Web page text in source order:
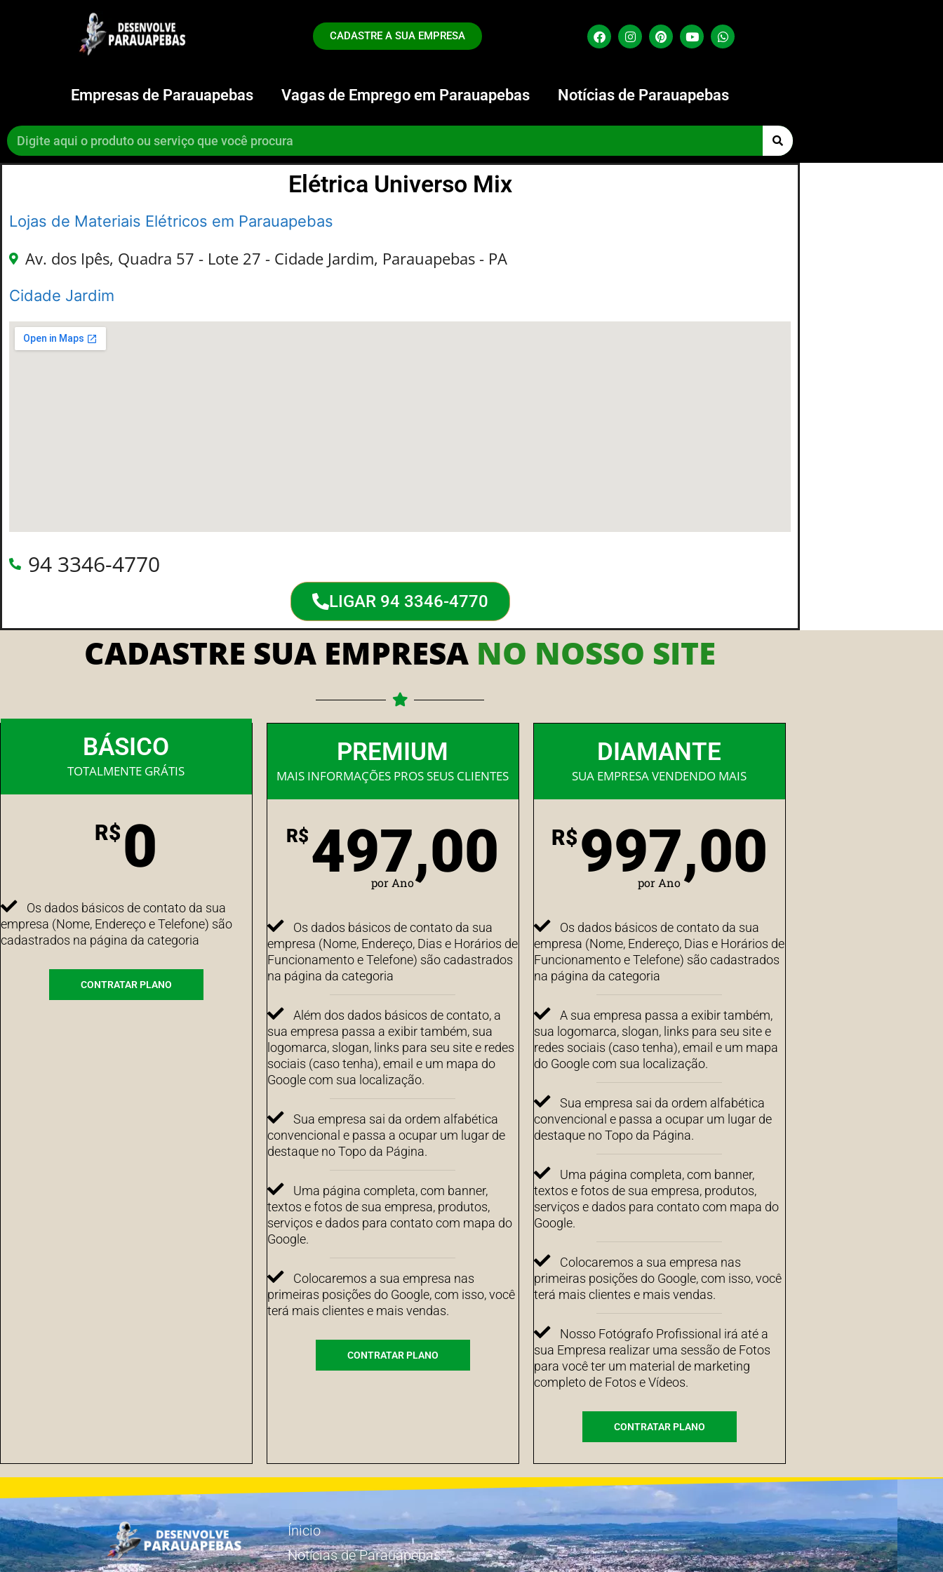
CADASTRE A SUA EMPRESA
Empresas de Parauapebas Vagas de Emprego em Parauapebas Notícias de Parauapebas
Elétrica Universo Mix
Lojas de Materiais Elétricos em Parauapebas
Av. dos Ipês, Quadra 57 - Lote 27 - Cidade Jardim, Parauapebas - PA
Cidade Jardim
94 3346-4770
LIGAR 94 3346-4770
CADASTRE SUA EMPRESA NO NOSSO SITE
BÁSICO
TOTALMENTE GRÁTIS
R$0
Os dados básicos de contato da sua
empresa (Nome, Endereço e Telefone) são
cadastrados na página da categoria
CONTRATAR PLANO
PREMIUM
MAIS INFORMAÇÕES PROS SEUS CLIENTES
R$ 497,00
por Ano
Os dados básicos de contato da sua
empresa (Nome, Endereço, Dias e Horários de
Funcionamento e Telefone) são cadastrados
na página da categoria
Além dos dados básicos de contato, a
sua empresa passa a exibir também, sua
logomarca, slogan, links para seu site e redes
sociais (caso tenha), email e um mapa do
Google com sua localização.
Sua empresa sai da ordem alfabética
convencional e passa a ocupar um lugar de
destaque no Topo da Página.
Uma página completa, com banner,
textos e fotos de sua empresa, produtos,
serviços e dados para contato com mapa do
Google.
Colocaremos a sua empresa nas
primeiras posições do Google, com isso, você
terá mais clientes e mais vendas.
CONTRATAR PLANO
DIAMANTE
SUA EMPRESA VENDENDO MAIS
R$997,00
por Ano
Os dados básicos de contato da sua
empresa (Nome, Endereço, Dias e Horários de
Funcionamento e Telefone) são cadastrados
na página da categoria
A sua empresa passa a exibir também,
sua logomarca, slogan, links para seu site e
redes sociais (caso tenha), email e um mapa
do Google com sua localização.
Sua empresa sai da ordem alfabética
convencional e passa a ocupar um lugar de
destaque no Topo da Página.
Uma página completa, com banner,
textos e fotos de sua empresa, produtos,
serviços e dados para contato com mapa do
Google.
Colocaremos a sua empresa nas
primeiras posições do Google, com isso, você
terá mais clientes e mais vendas.
Nosso Fotógrafo Profissional irá até a
sua Empresa realizar uma sessão de Fotos
para você ter um material de marketing
completo de Fotos e Vídeos.
CONTRATAR PLANO
Ínicio
Notícias de Parauapebas